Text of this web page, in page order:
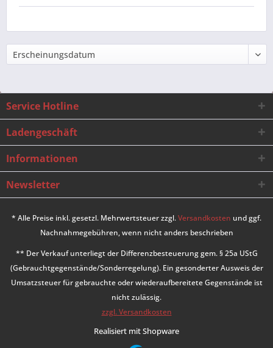
Service Hotline
Ladengeschäft
Informationen
Newsletter
* Alle Preise inkl. gesetzl. Mehrwertsteuer zzgl.Versandkosten und ggf.
Nachnahmegebühren, wenn nicht anders beschrieben
** Der Verkauf unterliegt der Differenzbesteuerung gem. § 25a UStG
(Gebrauchtgegenstände/Sonderregelung). Ein gesonderter Ausweis der
Umsatzsteuer für gebrauchte oder wiederaufbereitete Gegenstände ist
nicht zulässig.
zzgl. Versandkosten
Realisiert mit Shopware